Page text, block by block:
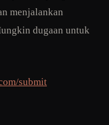
menjalankan
dugaan untuk
submit